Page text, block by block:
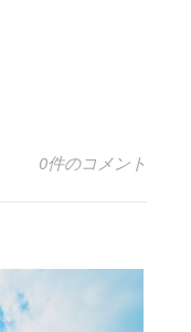
0件のコメント